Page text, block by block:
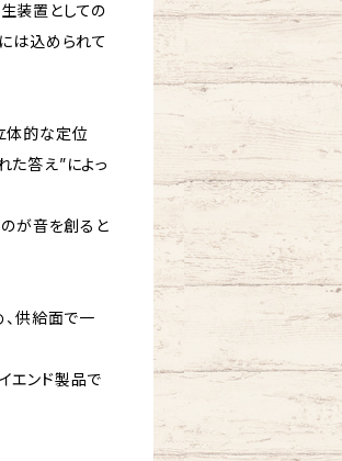
装置としての
は込められて
体的な定位
た答え”によっ
が音を創ると
供給面で一
エンド製品で